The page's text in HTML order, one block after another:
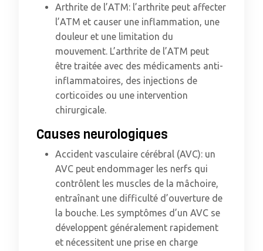
Arthrite de l’ATM: l’arthrite peut affecter
l’ATM et causer une inflammation, une
douleur et une limitation du
mouvement. L’arthrite de l’ATM peut
être traitée avec des médicaments anti-
inflammatoires, des injections de
corticoïdes ou une intervention
chirurgicale.
Causes neurologiques
Accident vasculaire cérébral (AVC): un
AVC peut endommager les nerfs qui
contrôlent les muscles de la mâchoire,
entraînant une difficulté d’ouverture de
la bouche. Les symptômes d’un AVC se
développent généralement rapidement
et nécessitent une prise en charge